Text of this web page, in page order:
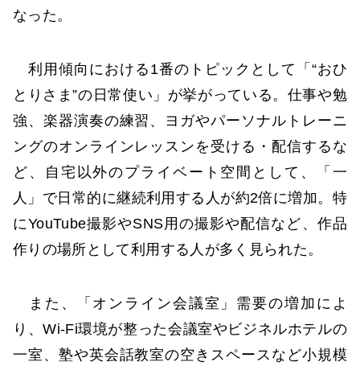
なった。
利用傾向における1番のトピックとして「“おひ
とりさま”の日常使い」が挙がっている。仕事や勉
強、楽器演奏の練習、ヨガやパーソナルトレーニ
ングのオンラインレッスンを受ける・配信するな
ど、自宅以外のプライベート空間として、「一
人」で日常的に継続利用する人が約2倍に増加。特
にYouTube撮影やSNS用の撮影や配信など、作品
作りの場所として利用する人が多く見られた。
また、「オンライン会議室」需要の増加によ
り、Wi-Fi環境が整った会議室やビジネルホテルの
一室、塾や英会話教室の空きスペースなど小規模